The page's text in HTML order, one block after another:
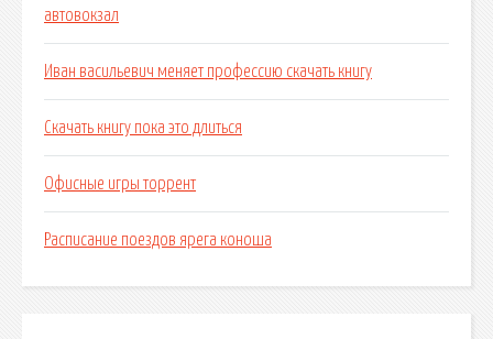
автовокзал
Иван васильевич меняет профессию скачать книгу
Скачать книгу пока это длиться
Офисные игры торрент
Расписание поездов ярега коноша